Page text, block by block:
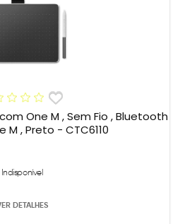
One M , Sem Fio , Bluetooth
M , Preto - CTC6110
Indisponível
DETALHES